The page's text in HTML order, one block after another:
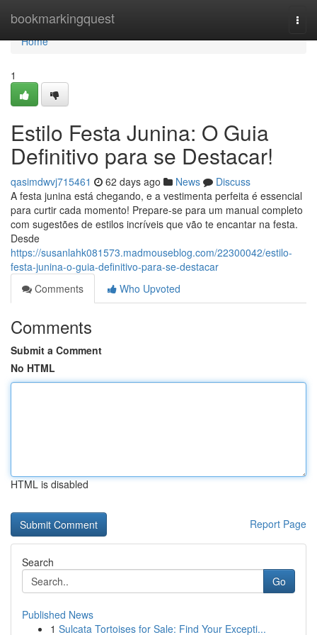
bookmarkingquest
Home
Home
1
Estilo Festa Junina: O Guia
Definitivo para se Destacar!
qasimdwvj715461 62 days ago News
Discuss
A festa junina está chegando, e a vestimenta perfeita é essencial
para curtir cada momento! Prepare-se para um manual completo
com sugestões de estilos incríveis que vão te encantar na festa.
Desde
https://susanlahk081573.madmouseblog.com/22300042/estilo-
festa-junina-o-guia-definitivo-para-se-destacar
Comments
Who Upvoted
Comments
Submit a Comment
No HTML
HTML is disabled
Report Page
Search
Go
Published News
1 Sulcata Tortoises for Sale: Find Your Excepti...